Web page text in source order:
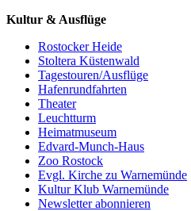
Kultur & Ausflüge
Rostocker Heide
Stoltera Küstenwald
Tagestouren/Ausflüge
Hafenrundfahrten
Theater
Leuchtturm
Heimatmuseum
Edvard-Munch-Haus
Zoo Rostock
Evgl. Kirche zu Warnemünde
Kultur Klub Warnemünde
Newsletter abonnieren